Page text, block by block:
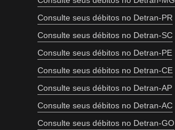
Consulte seus débitos no Detran-PR
Consulte seus débitos no Detran-SC
Consulte seus débitos no Detran-PE
Consulte seus débitos no Detran-CE
Consulte seus débitos no Detran-AP
Consulte seus débitos no Detran-AC
Consulte seus débitos no Detran-GO